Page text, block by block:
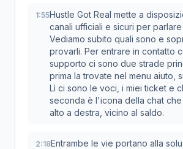
1:55Hustle Got Real mette a
canali ufficiali e sicuri per parlare
Vediamo subito quali sono e
provarli. Per entrare in contatto
supporto ci sono due strade
prima la trovate nel menu aiuto,
Lì ci sono le voci, i miei ticket e
seconda è l'icona della chat che
alto a destra, vicino al saldo.
2:18Entrambe le vie portano alla